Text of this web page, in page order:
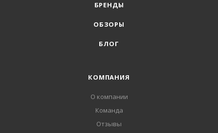
БРЕНДЫ
ОБЗОРЫ
БЛОГ
КОМПАНИЯ
О компании
Команда
Отзывы